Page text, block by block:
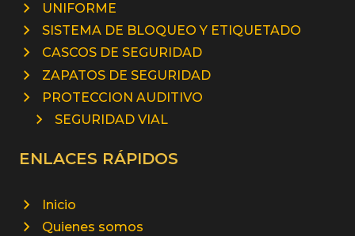
UNIFORME
SISTEMA DE BLOQUEO Y ETIQUETADO
CASCOS DE SEGURIDAD
ZAPATOS DE SEGURIDAD
PROTECCION AUDITIVO
SEGURIDAD VIAL
ENLACES RÁPIDOS
Inicio
Quienes somos